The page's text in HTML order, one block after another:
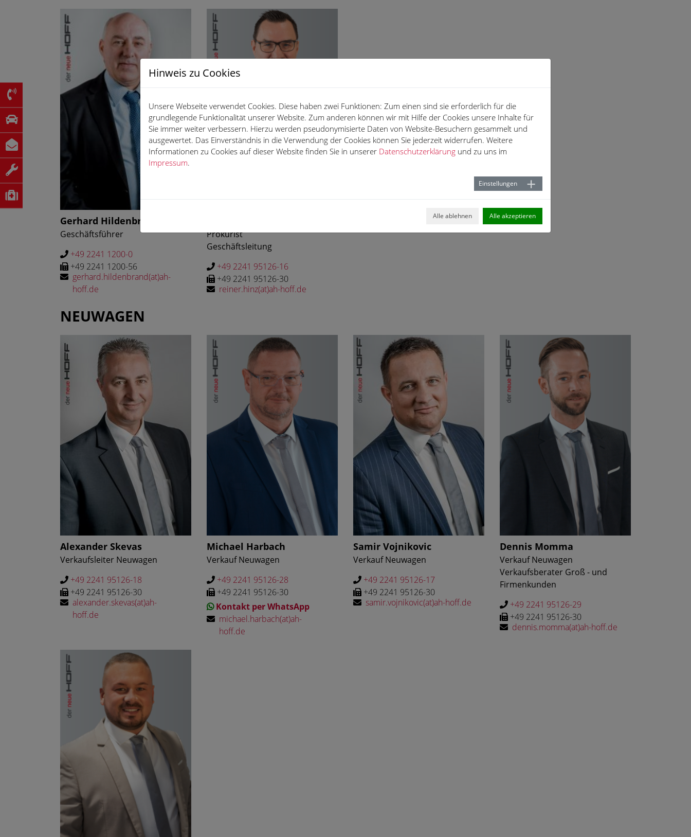
Gerhard Hildenbrand
Geschäftsführer
+49 2241 1200-0
+49 2241 1200-56
gerhard.hildenbrand(at)ah-
hoff.de
Prokurist
Geschäftsleitung
+49 2241 95126-16
+49 2241 95126-30
reiner.hinz(at)ah-hoff.de
NEUWAGEN
Alexander Skevas
Verkaufsleiter Neuwagen
+49 2241 95126-18
+49 2241 95126-30
alexander.skevas(at)ah-
hoff.de
Michael Harbach
Verkauf Neuwagen
+49 2241 95126-28
+49 2241 95126-30
Kontakt per WhatsApp
michael.harbach(at)ah-
hoff.de
Samir Vojnikovic
Verkauf Neuwagen
+49 2241 95126-17
+49 2241 95126-30
samir.vojnikovic(at)ah-hoff.de
Dennis Momma
Verkauf Neuwagen
Verkaufsberater Groß - und
Firmenkunden
+49 2241 95126-29
+49 2241 95126-30
dennis.momma(at)ah-hoff.de
Hinweis zu Cookies
Unsere Webseite verwendet Cookies. Diese haben zwei Funktionen: Zum einen sind sie erforderlich für die
grundlegende Funktionalität unserer Website. Zum anderen können wir mit Hilfe der Cookies unsere Inhalte für
Sie immer weiter verbessern. Hierzu werden pseudonymisierte Daten von Website-Besuchern gesammelt und
ausgewertet. Das Einverständnis in die Verwendung der Cookies können Sie jederzeit widerrufen. Weitere
Informationen zu Cookies auf dieser Website finden Sie in unserer Datenschutzerklärung und zu uns im
Impressum.
Einstellungen
Alle ablehnen Alle akzeptieren